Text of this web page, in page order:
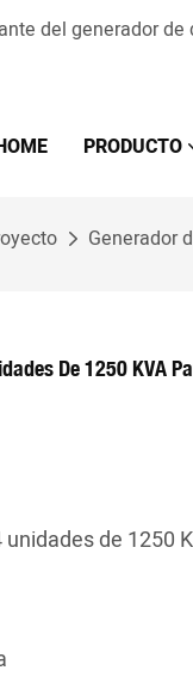
del generador
PRODUCTO
Generador
De 1250 KVA
de 1250